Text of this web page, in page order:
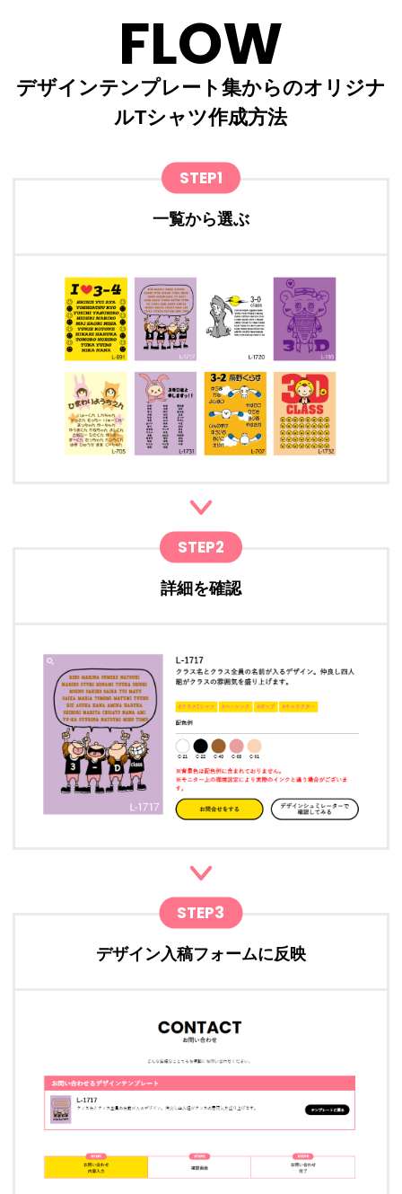
FLOW
デザインテンプレート集からのオリジナ
ルTシャツ作成方法
STEP1
一覧から選ぶ
STEP2
詳細を確認
STEP3
デザイン入稿フォームに反映